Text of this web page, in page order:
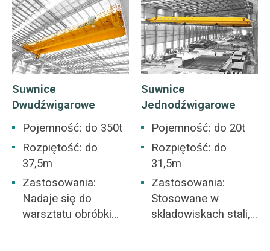
Suwnice
Dwudźwigarowe
Pojemność: do 350t
Rozpiętość: do
37,5m
Zastosowania:
Nadaje się do
warsztatu obróbki
Suwnice
Jednodźwigarowe
Pojemność: do 20t
Rozpiętość: do
31,5m
Zastosowania:
Stosowane w
składowiskach stali,